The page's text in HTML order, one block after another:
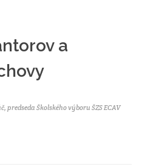
a
predseda Školského výboru ŠZS ECAV